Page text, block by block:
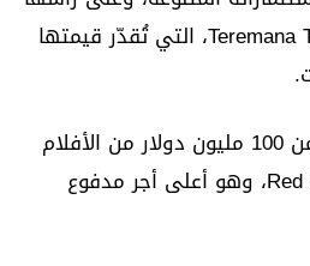
امتلاكه لحصة تتراوح بين 30 و40% في شركة "تيريمانا تيكيلا" Teremana Tequila، التي تُقدّر قيمتها
جونسون يُصنف كأحد أعلى نجوم هوليوود دخلاً، إذ يجني سنوياً أكثر من 100 مليون دولار من الأفلام
والإعلانات. وقد حصل على 50 مليون دولار كأجر عن فيلم Red One (2023)، وهو أعلى أجر مدفوع